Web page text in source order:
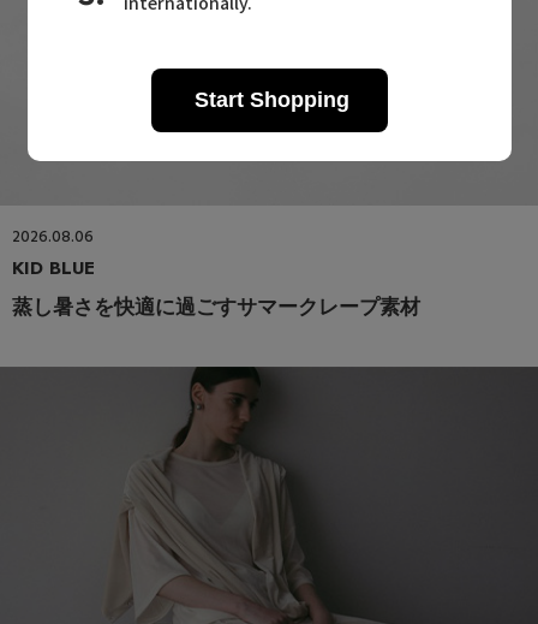
2026.08.06
KID BLUE
蒸し暑さを快適に過ごすサマークレープ素材